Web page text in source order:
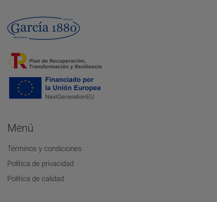
Menú
Términos y condiciones
Política de privacidad
Política de calidad